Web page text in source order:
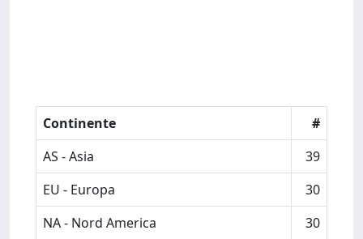
Continente
#
AS - Asia
39
EU - Europa
30
NA - Nord America
30